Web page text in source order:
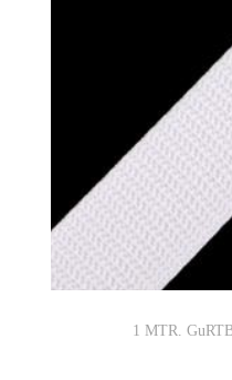
1 MTR.